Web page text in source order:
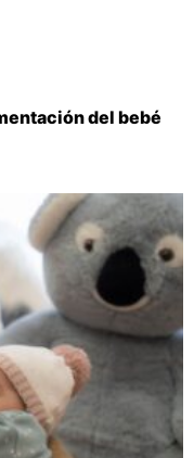
del bebé